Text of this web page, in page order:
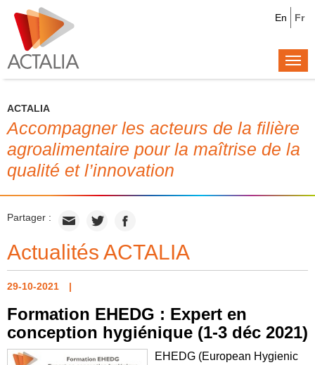
Fr
En
ACTALIA
Accompagner les acteurs de la filière
agroalimentaire pour la maîtrise de la
qualité et l’innovation
Partager :
Actualités ACTALIA
29-10-2021
Formation EHEDG : Expert en
conception hygiénique (1-3 déc 2021)
EHEDG (European Hygienic